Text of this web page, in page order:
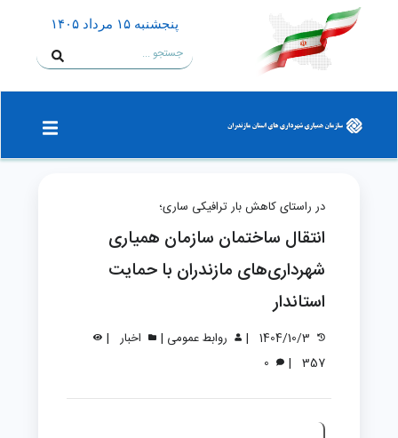
پنجشنبه ۱۵ مرداد ۱۴۰۵
در راستای کاهش بار ترافیکی ساری؛
انتقال ساختمان سازمان همیاری
شهرداری‌های مازندران با حمایت
استاندار
| روابط عمومی | اخبار |
357
|